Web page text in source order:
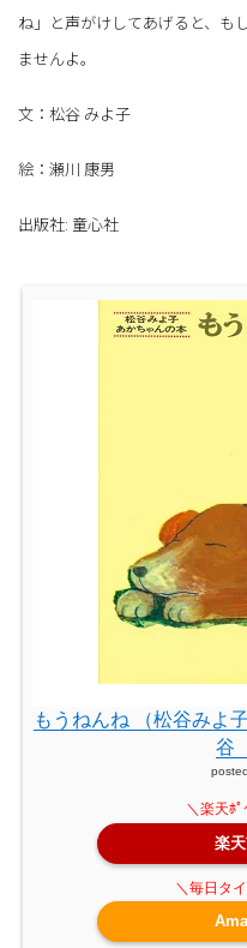
ね」と声がけしてあげると、も
ませんよ。
文：松谷 みよ子
絵：瀬川 康男
出版社: 童心社
もうねんね （松谷みよ
谷
楽